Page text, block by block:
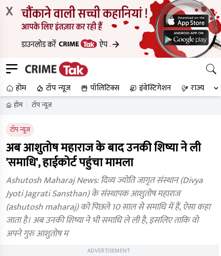
X
होम टॉप न्यूज पॉलिटिक्स इंवेस्टिगेशन राज्य
होम टॉप न्यूज
टॉप न्यूज
अब आशुतोष महाराज के बाद उनकी शिष्या ने ली
'समाधि', हाईकोर्ट पहुंचा मामला
Ashutosh Maharaj News: दिव्य ज्योति जागृत संस्थान (Divya
Jyoti Jagrati Sansthan) के संस्थापक आशुतोष महाराज
(ashutosh maharaj) को पिछले 10 साल से समाधि में हैं, ऐसा कहा
जाता है। अब उनकी शिष्या ने भी समाधि ले ली है, इसलिए ताकि वो
अपने गुरु आशुतोष म
ADVERTISEMENT